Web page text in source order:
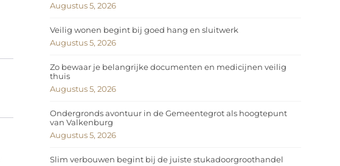
Augustus 5, 2026
Veilig wonen begint bij goed hang en sluitwerk
Augustus 5, 2026
Zo bewaar je belangrijke documenten en medicijnen veilig
thuis
Augustus 5, 2026
Ondergronds avontuur in de Gemeentegrot als hoogtepunt
van Valkenburg
Augustus 5, 2026
Slim verbouwen begint bij de juiste stukadoorgroothandel